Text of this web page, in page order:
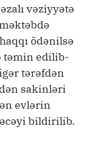
vəziyyətə
ödənilsə
təmin edilib-
tərəfdən
sakinləri
evlərin
bildirilib.